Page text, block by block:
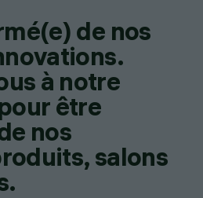
de nos
à notre
être
nos
salons